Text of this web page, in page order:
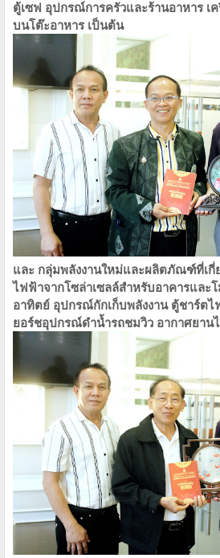
ตู้เซฟ​ อุปกรณ์การครัวและร้านอาหาร​ เ
บนโต๊ะอาหาร​ เป็นต้น​
และ​ กลุ่มพลังงานใหม่และผลิตภัณฑ์ที่เกี่
ไฟฟ้าจากโซล่าเซลล์สำหรับอาคารและ
อาทิตย์​ อุปกรณ์กักเก็บพลังงาน​ ตู้ชาร์ตไ
ยอร์ช​อุปกรณ์ดำน้ำ​รถชมวิว​ อากาศยาน